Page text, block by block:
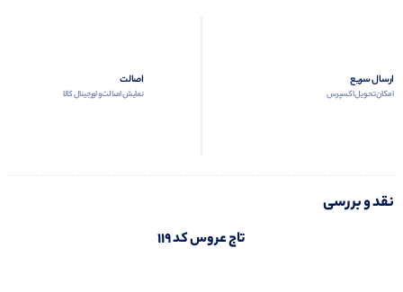
ارسال سریع
امکان تحویل اکسپرس
اصالت
نمایش اصالت و اورجینال کالا
نقد و بررسی
تاج عروس کد 119